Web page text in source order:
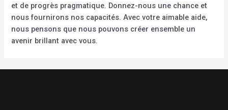
et de progrès pragmatique. Donnez-nous une chance et
nous fournirons nos capacités. Avec votre aimable aide,
nous pensons que nous pouvons créer ensemble un
avenir brillant avec vous.